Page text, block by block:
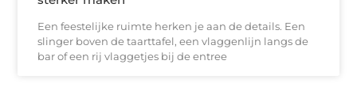
Een feestelijke ruimte herken je aan de details. Een
slinger boven de taarttafel, een vlaggenlijn langs de
bar of een rij vlaggetjes bij de entree